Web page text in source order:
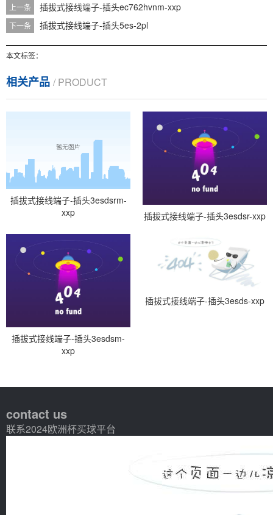
上一条 插拔式接线端子-插头ec762hvnm-xxp
下一条 插拔式接线端子-插头5es-2pl
本文标签：
相关产品 / PRODUCT
插拔式接线端子-插头3esdsrm-
xxp
插拔式接线端子-插头3esdsr-xxp
插拔式接线端子-插头3esdsm-
xxp
插拔式接线端子-插头3esds-xxp
contact us
联系2024欧洲杯买球平台